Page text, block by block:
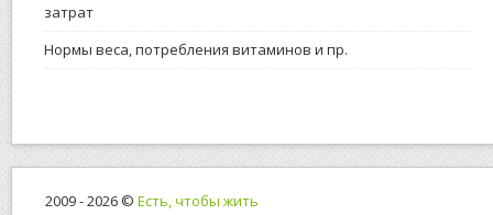
затрат
Нормы веса, потребления витаминов и пр.
2009 - 2026 © Есть, чтобы жить